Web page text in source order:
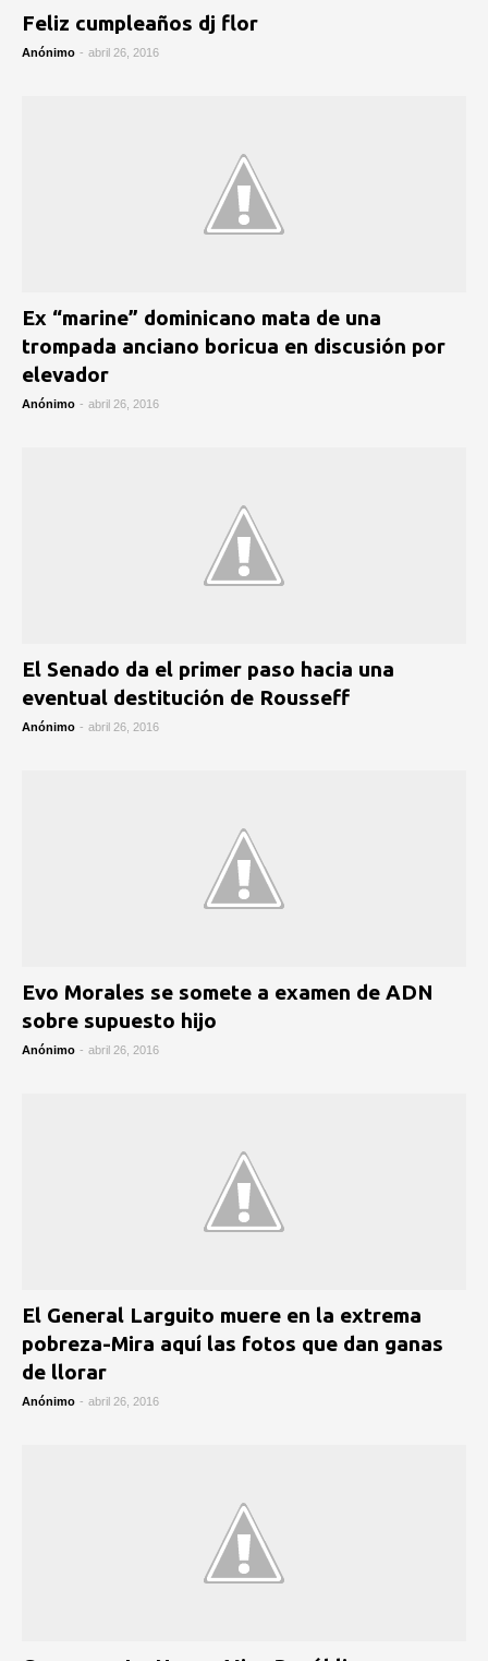
Feliz cumpleaños dj flor
Anónimo - abril 26, 2016
Ex “marine” dominicano mata de una
trompada anciano boricua en discusión por
elevador
Anónimo - abril 26, 2016
El Senado da el primer paso hacia una
eventual destitución de Rousseff
Anónimo - abril 26, 2016
Evo Morales se somete a examen de ADN
sobre supuesto hijo
Anónimo - abril 26, 2016
El General Larguito muere en la extrema
pobreza-Mira aquí las fotos que dan ganas
de llorar
Anónimo - abril 26, 2016